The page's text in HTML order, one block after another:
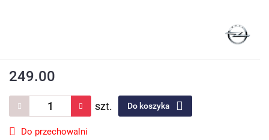
249.00
szt. Do koszyka
Do przechowalni